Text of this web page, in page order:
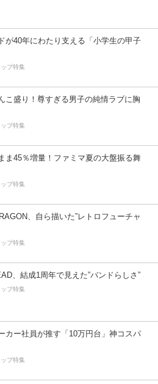
が40年にわたり支える「小学生の甲子
プ特集
こ盛り！尊すぎる男子の純情ラブに胸
プ特集
ま45％増量！ファミマ夏の大盤振る舞
プ特集
、自ら描いた”レトロフューチャ
プ特集
、結成1周年で見えた”バンドらしさ”
プ特集
カー社員が推す「10万円台」神コスパ
プ特集